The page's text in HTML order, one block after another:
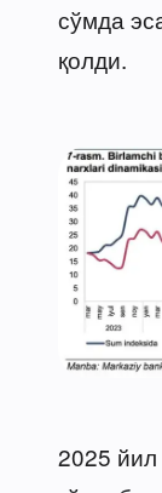
сўмда
қолди.
2025 йил